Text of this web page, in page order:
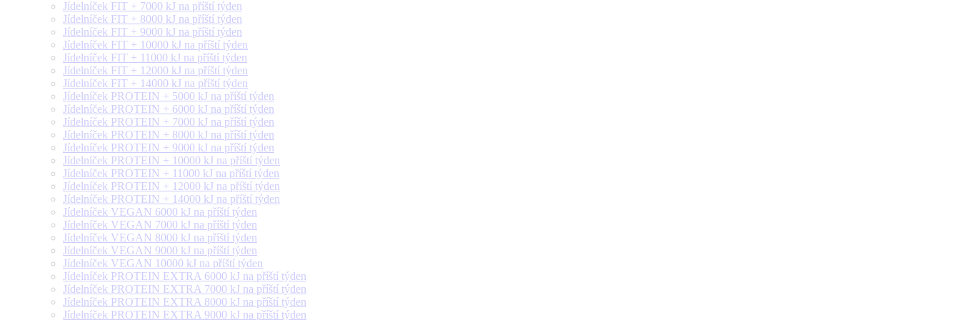
Jídelníček FIT + 7000 kJ na příští týden
Jídelníček FIT + 8000 kJ na příští týden
Jídelníček FIT + 9000 kJ na příští týden
Jídelníček FIT + 10000 kJ na příští týden
Jídelníček FIT + 11000 kJ na příští týden
Jídelníček FIT + 12000 kJ na příští týden
Jídelníček FIT + 14000 kJ na příští týden
Jídelníček PROTEIN + 5000 kJ na příští týden
Jídelníček PROTEIN + 6000 kJ na příští týden
Jídelníček PROTEIN + 7000 kJ na příští týden
Jídelníček PROTEIN + 8000 kJ na příští týden
Jídelníček PROTEIN + 9000 kJ na příští týden
Jídelníček PROTEIN + 10000 kJ na příští týden
Jídelníček PROTEIN + 11000 kJ na příští týden
Jídelníček PROTEIN + 12000 kJ na příští týden
Jídelníček PROTEIN + 14000 kJ na příští týden
Jídelníček VEGAN 6000 kJ na příští týden
Jídelníček VEGAN 7000 kJ na příští týden
Jídelníček VEGAN 8000 kJ na příští týden
Jídelníček VEGAN 9000 kJ na příští týden
Jídelníček VEGAN 10000 kJ na příští týden
Jídelníček PROTEIN EXTRA 6000 kJ na příští týden
Jídelníček PROTEIN EXTRA 7000 kJ na příští týden
Jídelníček PROTEIN EXTRA 8000 kJ na příští týden
Jídelníček PROTEIN EXTRA 9000 kJ na příští týden